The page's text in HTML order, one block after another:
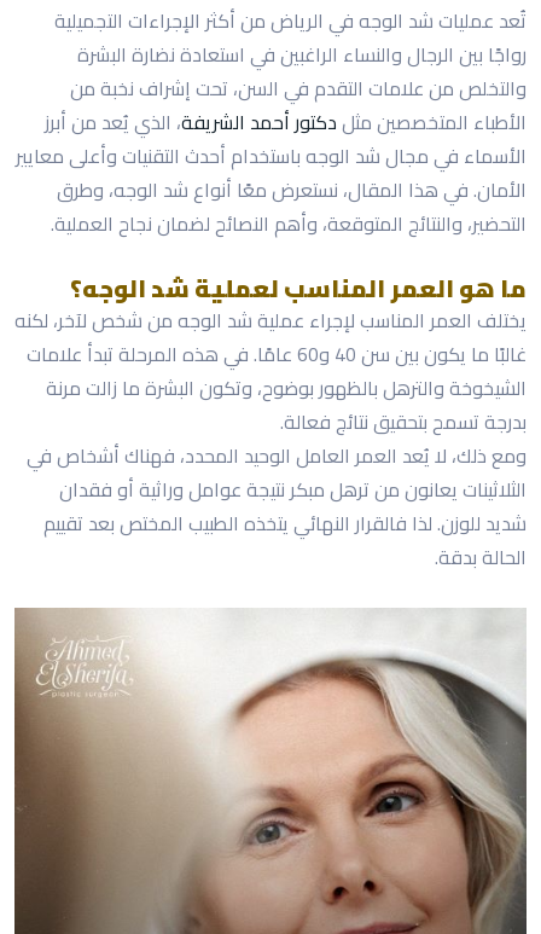
تُعد عمليات شد الوجه في الرياض من أكثر الإجراءات التجميلية
رواجًا بين الرجال والنساء الراغبين في استعادة نضارة البشرة
والتخلص من علامات التقدم في السن، تحت إشراف نخبة من
الأطباء المتخصصين مثلدكتور أحمد الشريفة، الذي يُعد من أبرز
الأسماء في مجال شد الوجه باستخدام أحدث التقنيات وأعلى معايير
الأمان. في هذا المقال، نستعرض معًا أنواع شد الوجه، وطرق
التحضير، والنتائج المتوقعة، وأهم النصائح لضمان نجاح العملية.
ما هو العمر المناسب لعملية شد الوجه؟
يختلف العمر المناسب لإجراء عملية شد الوجه من شخص لآخر، لكنه
غالبًا ما يكون بين سن 40 و60 عامًا. في هذه المرحلة تبدأ علامات
الشيخوخة والترهل بالظهور بوضوح، وتكون البشرة ما زالت مرنة
بدرجة تسمح بتحقيق نتائج فعالة.
ومع ذلك، لا يُعد العمر العامل الوحيد المحدد، فهناك أشخاص في
الثلاثينات يعانون من ترهل مبكر نتيجة عوامل وراثية أو فقدان
شديد للوزن. لذا فالقرار النهائي يتخذه الطبيب المختص بعد تقييم
الحالة بدقة.